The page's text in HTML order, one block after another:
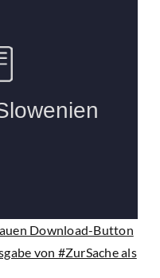
Download-Button
von #ZurSache als